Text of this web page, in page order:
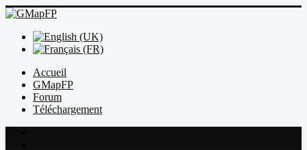
Accueil
GMapFP
Forum
Téléchargement